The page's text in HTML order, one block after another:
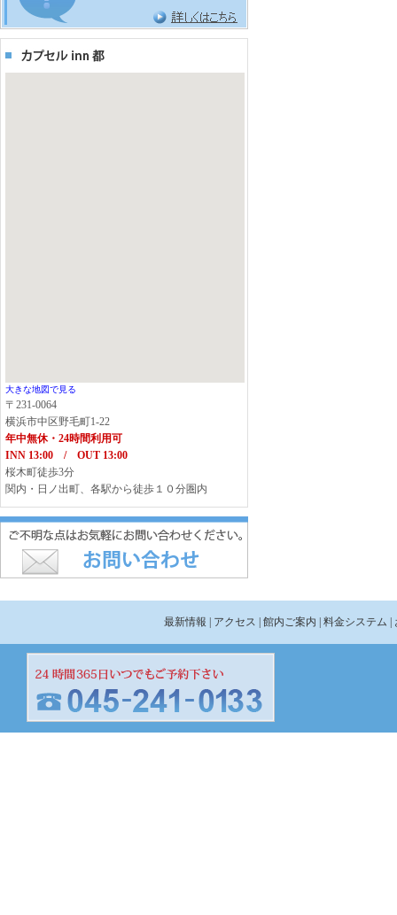
大きな地図で見る
〒231-0064
横浜市中区野毛町1-22
年中無休・24時間利用可
INN 13:00 / OUT 13:00
桜木町徒歩3分
関内・日ノ出町、各駅から徒歩１０分圏内
最新情報 | アクセス | 館内ご案内 | 料金システム